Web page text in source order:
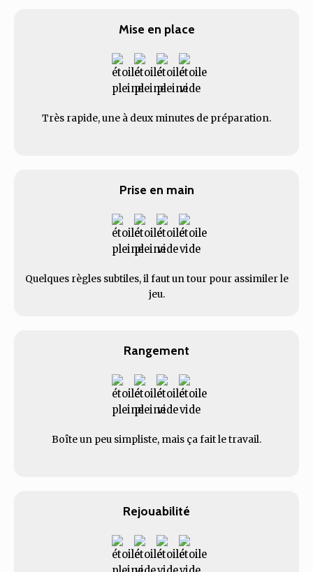
Mise en place
Très rapide, une à deux minutes de préparation.
Prise en main
Quelques règles subtiles, il faut un tour pour assimiler le
jeu.
Rangement
Boîte un peu simpliste, mais ça fait le travail.
Rejouabilité